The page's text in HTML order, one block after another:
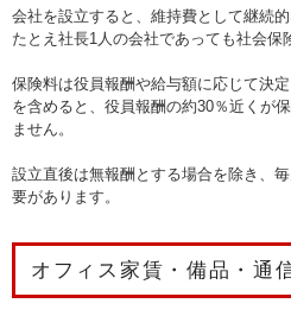
会社を設立すると、維持費として継続的
たとえ社長1人の会社であっても社会
保険料は役員報酬や給与額に応じて決
を含めると、役員報酬の約30％近くが
ません。
設立直後は無報酬とする場合を除き、
要があります。
オフィス家賃・備品・通